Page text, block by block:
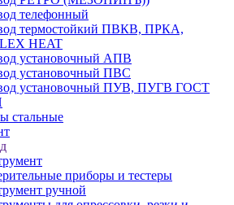
телефонный
термостойкий ПВКВ, ПРКА,
HEAT
установочный АПВ
установочный ПВС
установочный ПУВ, ПУГВ ГОСТ
стальные
приборы и тестеры
ручной